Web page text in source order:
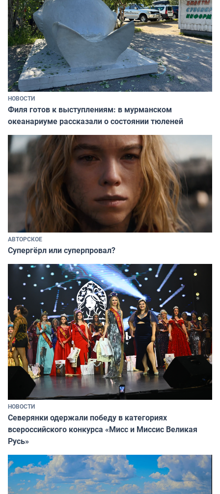
НОВОСТИ
Филя готов к выступлениям: в мурманском
океанариуме рассказали о состоянии тюленей
АВТОРСКОЕ
Супергёрл или суперпровал?
НОВОСТИ
Северянки одержали победу в категориях
всероссийского конкурса «Мисс и Миссис Великая
Русь»